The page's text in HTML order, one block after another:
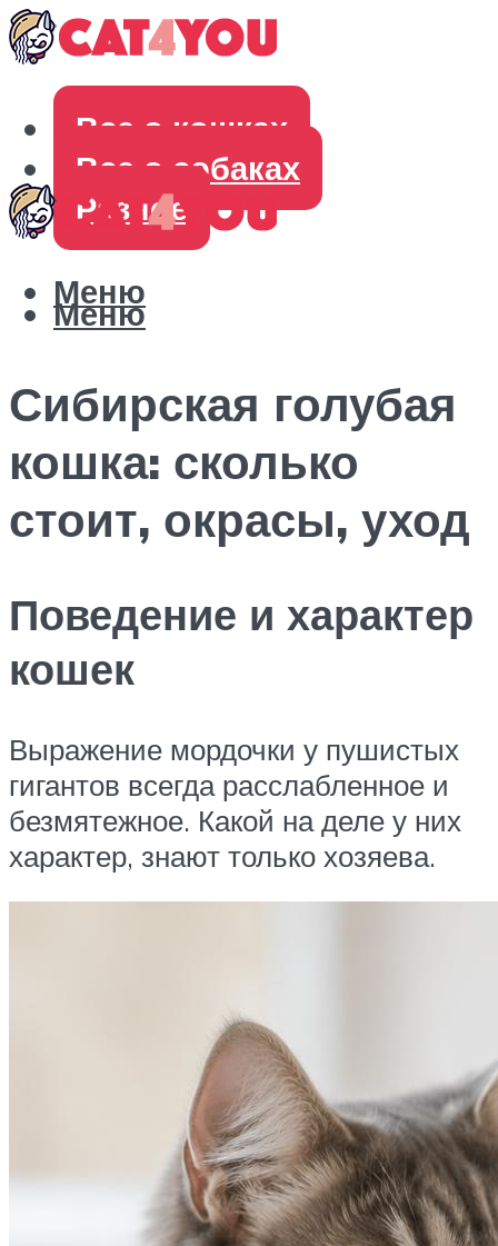
Все о кошках
Все о собаках
Разное
Меню
Меню
Сибирская голубая
кошка: сколько
стоит, окрасы, уход
Поведение и характер
кошек
Выражение мордочки у пушистых
гигантов всегда расслабленное и
безмятежное. Какой на деле у них
характер, знают только хозяева.